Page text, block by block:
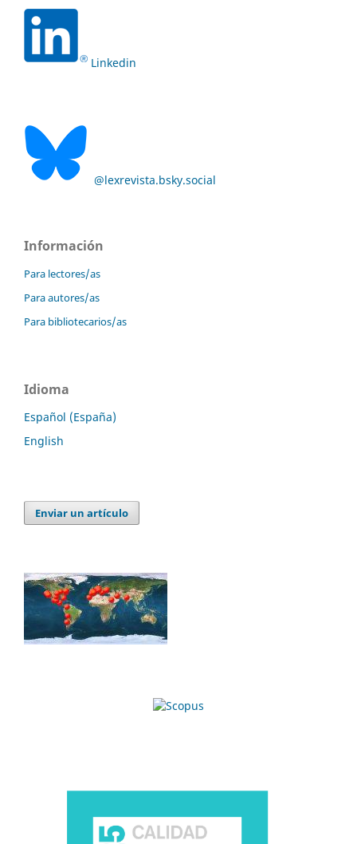
Linkedin
@lexrevista.bsky.social
Información
Para lectores/as
Para autores/as
Para bibliotecarios/as
Idioma
Español (España)
English
Enviar un artículo